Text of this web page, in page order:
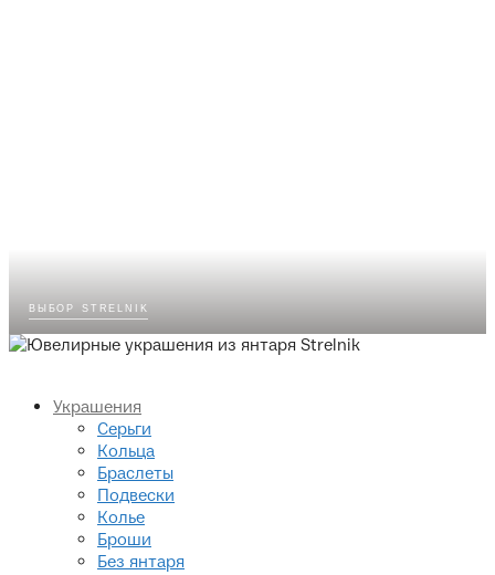
выбор strelnik
Украшения
Серьги
Кольца
Браслеты
Подвески
Колье
Броши
Без янтаря